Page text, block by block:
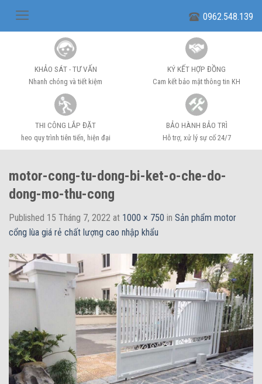
0962.548.139
KHẢO SÁT - TƯ VẤN
Nhanh chóng và tiết kiệm
KÝ KẾT HỢP ĐỒNG
Cam kết bảo mật thông tin KH
THI CÔNG LẮP ĐẶT
heo quy trình tiên tiến, hiện đại
BẢO HÀNH BẢO TRÌ
Hỗ trợ, xử lý sự cố 24/7
motor-cong-tu-dong-bi-ket-o-che-do-
dong-mo-thu-cong
Published 15 Tháng 7, 2022 at 1000 × 750 in Sản phẩm motor
cổng lùa giá rẻ chất lượng cao nhập khẩu